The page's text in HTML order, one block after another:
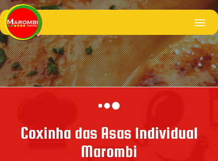
Coxinha das Asas Individual
Marombi